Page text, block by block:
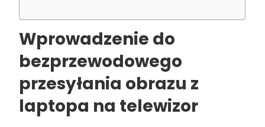
Wprowadzenie do
bezprzewodowego
przesyłania obrazu z
laptopa na telewizor